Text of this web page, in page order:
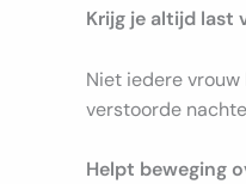
Krijg je altijd last
Niet iedere
verstoorde
Helpt beweging